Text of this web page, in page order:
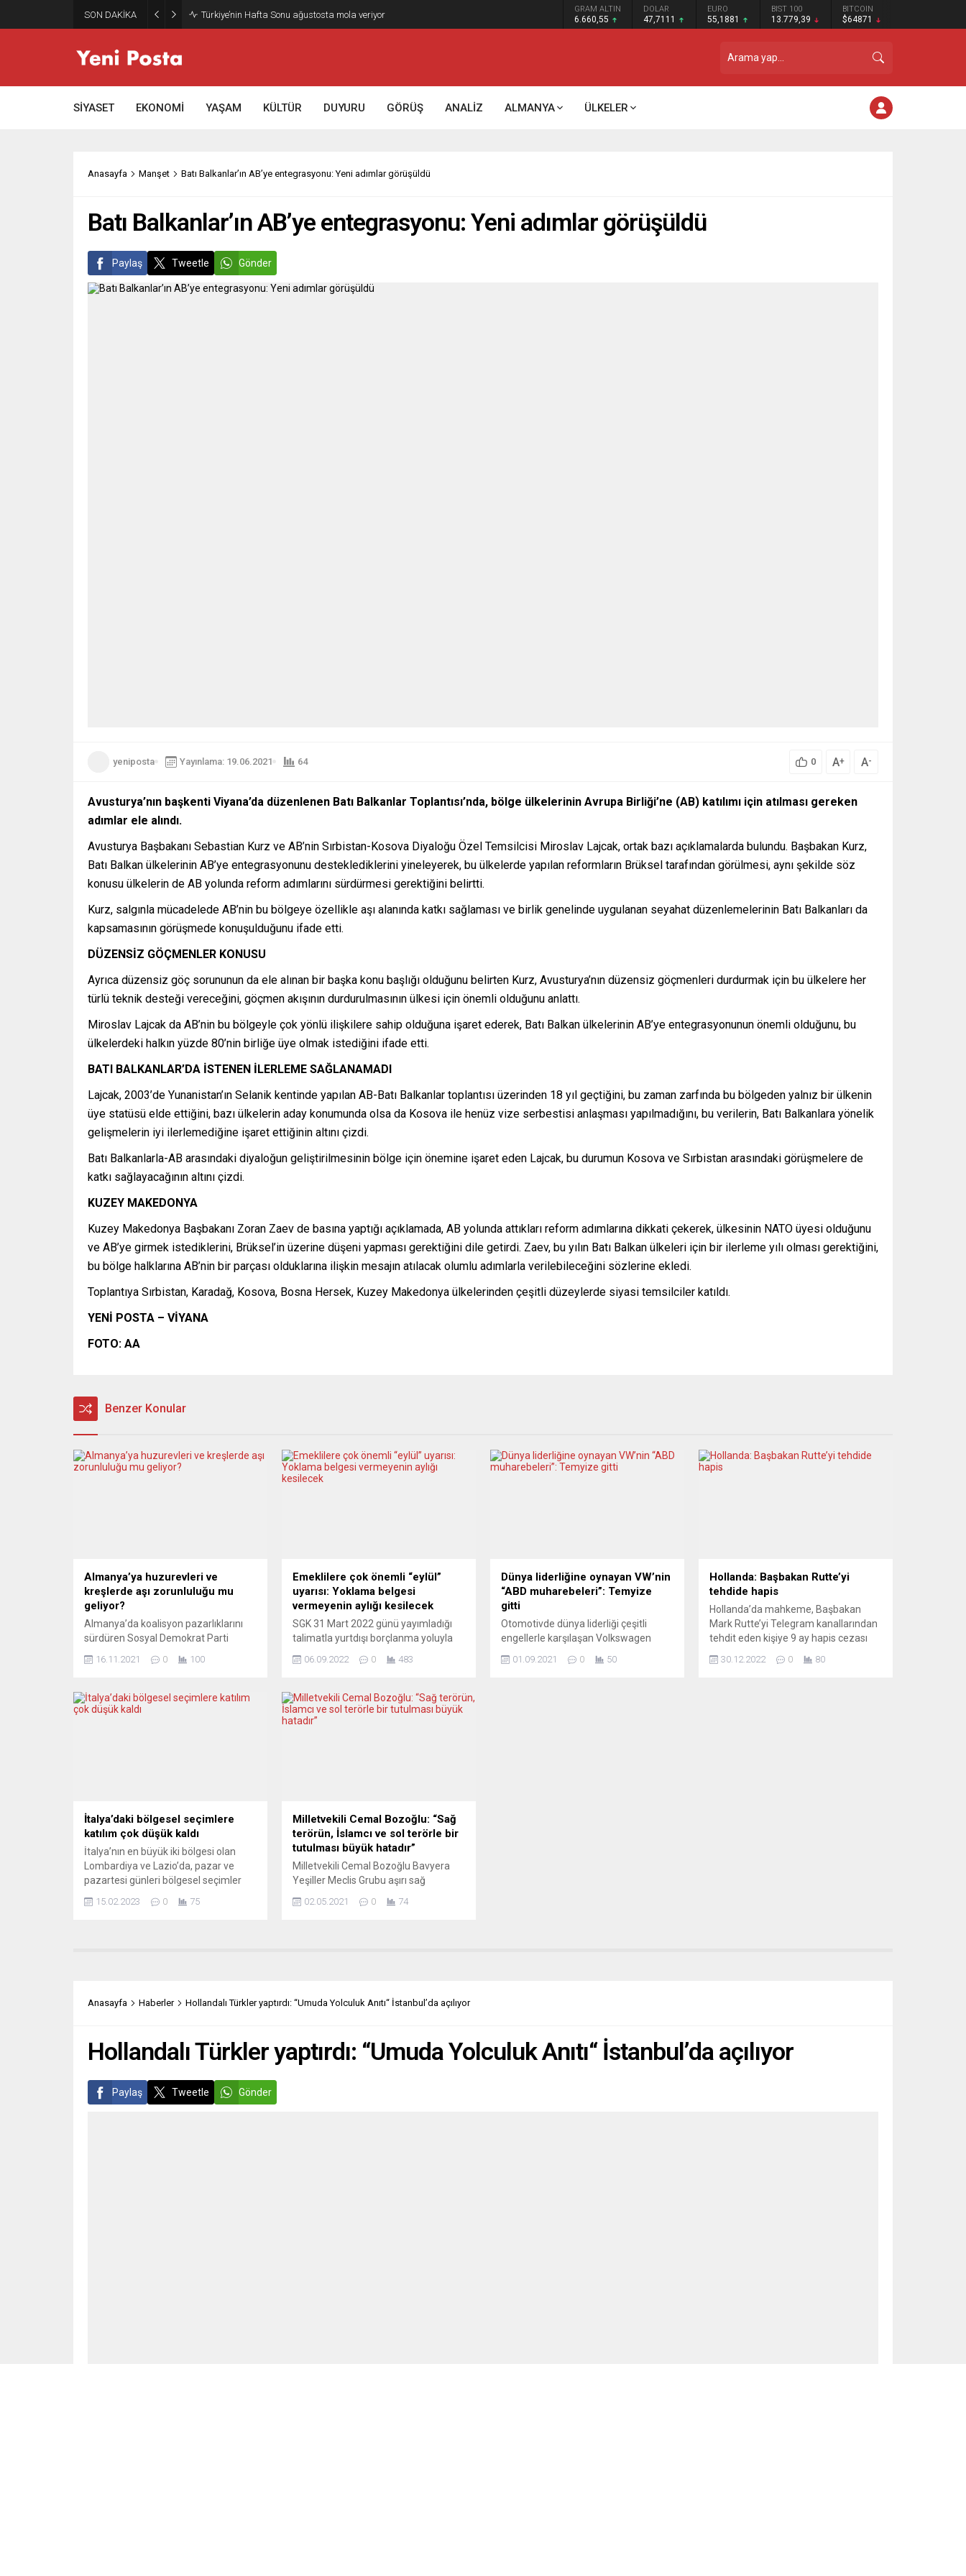
SON DAKİKA Gazze’nin geleceği: Teknokratik kontrol mü, kolonializm mi? GRAM ALTIN
6.660,55
DOLAR
47,7111
EURO
55,1881
BIST 100
13.779,39
BITCOIN
$64871
SİYASET EKONOMİ YAŞAM KÜLTÜR DUYURU GÖRÜŞ ANALİZ ALMANYA ÜLKELER
Anasayfa Manşet Batı Balkanlar’ın AB’ye entegrasyonu: Yeni adımlar görüşüldü
Batı Balkanlar’ın AB’ye entegrasyonu: Yeni adımlar görüşüldü
Paylaş Tweetle Gönder
yeniposta Yayınlama: 19.06.2021 64 0 A+ A-
Avusturya’nın başkenti Viyana’da düzenlenen Batı Balkanlar Toplantısı’nda, bölge ülkelerinin Avrupa Birliği’ne (AB) katılımı için atılması gereken
adımlar ele alındı.
Avusturya Başbakanı Sebastian Kurz ve AB’nin Sırbistan-Kosova Diyaloğu Özel Temsilcisi Miroslav Lajcak, ortak bazı açıklamalarda bulundu. Başbakan Kurz,
Batı Balkan ülkelerinin AB’ye entegrasyonunu desteklediklerini yineleyerek, bu ülkelerde yapılan reformların Brüksel tarafından görülmesi, aynı şekilde söz
konusu ülkelerin de AB yolunda reform adımlarını sürdürmesi gerektiğini belirtti.
Kurz, salgınla mücadelede AB’nin bu bölgeye özellikle aşı alanında katkı sağlaması ve birlik genelinde uygulanan seyahat düzenlemelerinin Batı Balkanları da
kapsamasının görüşmede konuşulduğunu ifade etti.
DÜZENSİZ GÖÇMENLER KONUSU
Ayrıca düzensiz göç sorununun da ele alınan bir başka konu başlığı olduğunu belirten Kurz, Avusturya’nın düzensiz göçmenleri durdurmak için bu ülkelere her
türlü teknik desteği vereceğini, göçmen akışının durdurulmasının ülkesi için önemli olduğunu anlattı.
Miroslav Lajcak da AB’nin bu bölgeyle çok yönlü ilişkilere sahip olduğuna işaret ederek, Batı Balkan ülkelerinin AB’ye entegrasyonunun önemli olduğunu, bu
ülkelerdeki halkın yüzde 80’nin birliğe üye olmak istediğini ifade etti.
BATI BALKANLAR’DA İSTENEN İLERLEME SAĞLANAMADI
Lajcak, 2003’de Yunanistan’ın Selanik kentinde yapılan AB-Batı Balkanlar toplantısı üzerinden 18 yıl geçtiğini, bu zaman zarfında bu bölgeden yalnız bir ülkenin
üye statüsü elde ettiğini, bazı ülkelerin aday konumunda olsa da Kosova ile henüz vize serbestisi anlaşması yapılmadığını, bu verilerin, Batı Balkanlara yönelik
gelişmelerin iyi ilerlemediğine işaret ettiğinin altını çizdi.
Batı Balkanlarla-AB arasındaki diyaloğun geliştirilmesinin bölge için önemine işaret eden Lajcak, bu durumun Kosova ve Sırbistan arasındaki görüşmelere de
katkı sağlayacağının altını çizdi.
KUZEY MAKEDONYA
Kuzey Makedonya Başbakanı Zoran Zaev de basına yaptığı açıklamada, AB yolunda attıkları reform adımlarına dikkati çekerek, ülkesinin NATO üyesi olduğunu
ve AB’ye girmek istediklerini, Brüksel’in üzerine düşeni yapması gerektiğini dile getirdi. Zaev, bu yılın Batı Balkan ülkeleri için bir ilerleme yılı olması gerektiğini,
bu bölge halklarına AB’nin bir parçası olduklarına ilişkin mesajın atılacak olumlu adımlarla verilebileceğini sözlerine ekledi.
Toplantıya Sırbistan, Karadağ, Kosova, Bosna Hersek, Kuzey Makedonya ülkelerinden çeşitli düzeylerde siyasi temsilciler katıldı.
YENİ POSTA – VİYANA
FOTO: AA
Benzer Konular
Almanya’ya huzurevleri ve
kreşlerde aşı zorunluluğu mu
geliyor?
Almanya’da koalisyon pazarlıklarını
sürdüren Sosyal Demokrat Parti
Partinin (FPD) huzurevleri ve
19) aşısının zorunlu hale getirilmesi
konusunda anlaştığı bildirildi.
16.11.2021 0 100
Emeklilere çok önemli “eylül”
uyarısı: Yoklama belgesi
vermeyenin aylığı kesilecek
SGK 31 Mart 2022 günü yayımladığı
talimatla yurtdışı borçlanma yoluyla
yurtdışında yaşayanların yılda bir defa
“Yoklama Belgesi” gönderme
zorunluluğunu getirmişti. Konuyla ilgili
vatandaşlara kurumdan “Belge
06.09.2022 0 483
Dünya liderliğine oynayan VW’nin
“ABD muharebeleri”: Temyize
gitti
Otomotivde dünya liderliği çeşitli
engellerle karşılaşan Volkswagen
otomobil üreticisine dizel
01.09.2021 0 50
Hollanda: Başbakan Rutte’yi
tehdide hapis
Hollanda’da mahkeme, Başbakan
Mark Rutte’yi Telegram kanallarından
tehdit eden kişiye 9 ay hapis cezası
açıklamada, Amsterdam’da yaşayan
30.12.2022 0 80
İtalya’daki bölgesel seçimlere
katılım çok düşük kaldı
İtalya’nın en büyük iki bölgesi olan
Lombardiya ve Lazio’da, pazar ve
pazartesi günleri bölgesel seçimler
düzeydeki iktidarının ilk 100 günü
15.02.2023 0 75
Milletvekili Cemal Bozoğlu: “Sağ
terörün, İslamcı ve sol terörle bir
tutulması büyük hatadır”
Milletvekili Cemal Bozoğlu Bavyera
Yeşiller Meclis Grubu aşırı sağ
açıkladı. Yeşil siyasetçi Bozoğlu,
eyaleti için kapsamlı bir dökümünü
veriyor. Cemal Bozoğlu yaptığı
02.05.2021 0 74
Anasayfa Haberler Hollandalı Türkler yaptırdı: “Umuda Yolculuk Anıtı“ İstanbul’da açılıyor
Hollandalı Türkler yaptırdı: “Umuda Yolculuk Anıtı“ İstanbul’da açılıyor
Paylaş Tweetle Gönder